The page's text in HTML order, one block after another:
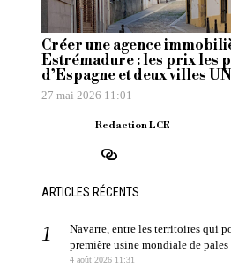
Créer une agence
Estrémadure : les prix les
d’Espagne et deux villes
27 mai 2026 11:01
Redaction LCE
ARTICLES RÉCENTS
Navarre, entre les territoires qui
première usine mondiale de
4 août 2026 11:31